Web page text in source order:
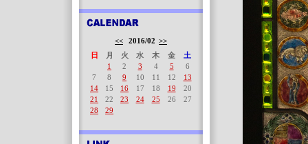
<< 2016/02 >>
日
月 火 水 木 金
土
1
2 3 4 5
6
7
8 9 10 11 12
13
14
15 16 17 18 19
20
21
22 23 24 25 26
27
28
29